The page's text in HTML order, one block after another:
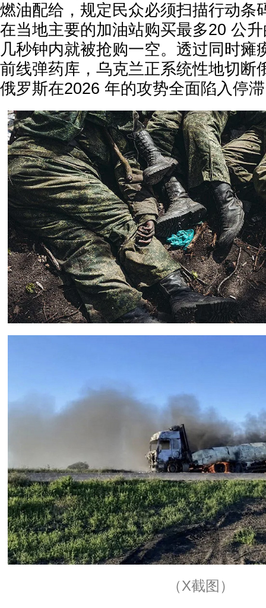
燃油配给，规定民众必须扫描行动条
在当地主要的加油站购买最多20 公
几秒钟内就被抢购一空。透过同时瘫
前线弹药库，乌克兰正系统性地切断
俄罗斯在2026 年的攻势全面陷入停
（X截图）